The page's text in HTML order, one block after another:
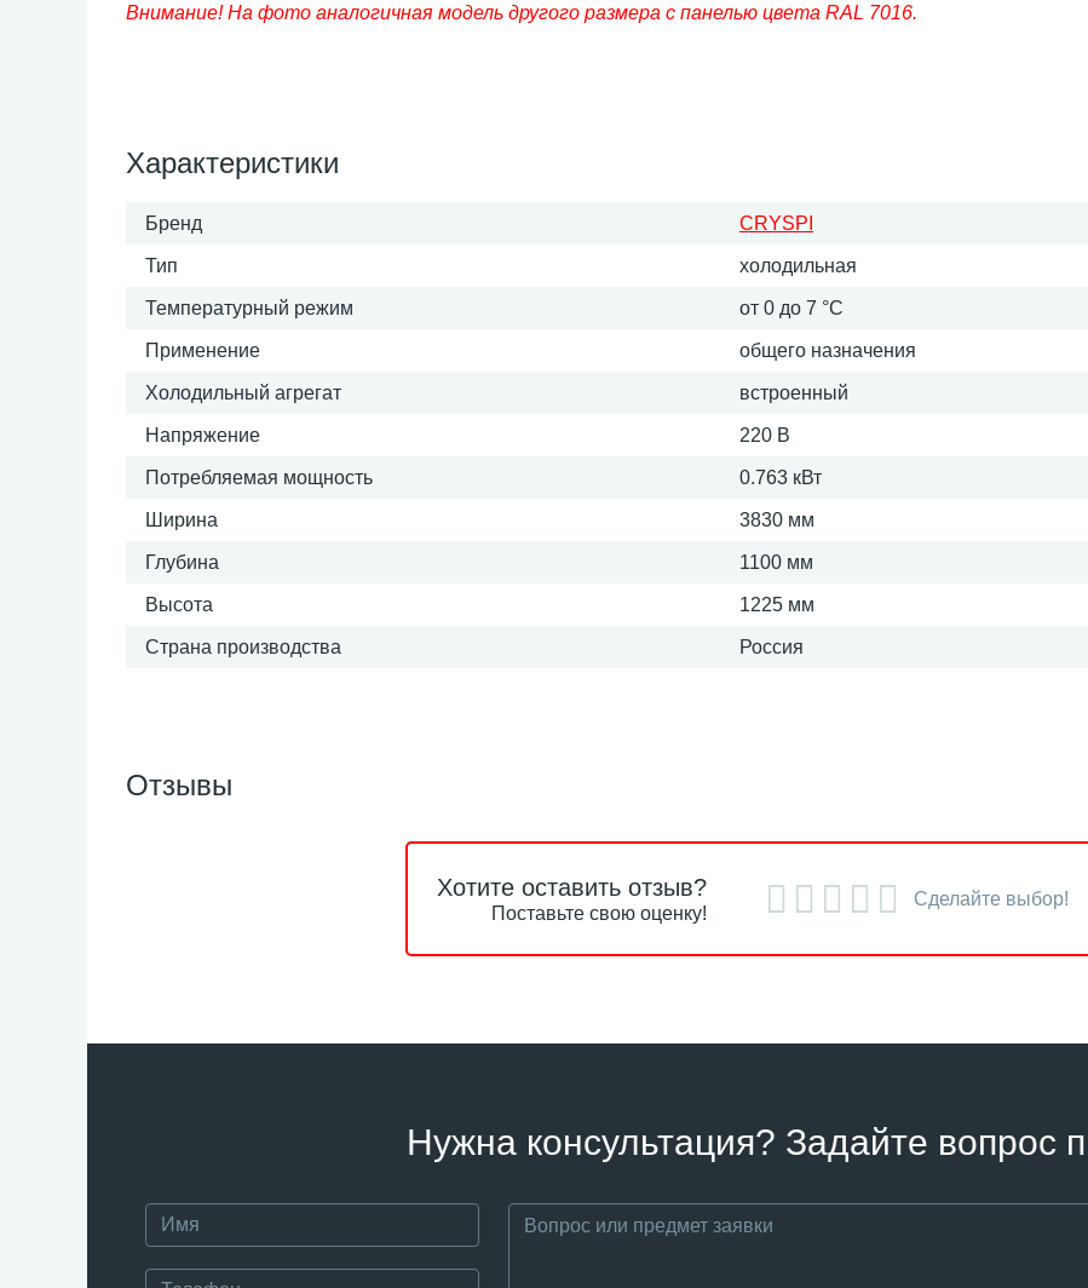
Внимание! На фото аналогичная модель другого размера c панелью цвета RAL 7016.
Характеристики
Бренд CRYSPI
Тип холодильная
Температурный режим от 0 до 7 °C
Применение общего назначения
Холодильный агрегат встроенный
Напряжение 220 В
Потребляемая мощность 0.763 кВт
Ширина 3830 мм
Глубина 1100 мм
Высота 1225 мм
Страна производства Россия
Отзывы
Хотите оставить отзыв?
Поставьте свою оценку!
Сделайте выбор!
Нужна консультация? Задайте вопрос